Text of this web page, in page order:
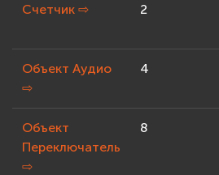
Счетчик ⇨ 2
Объект Аудио
⇨
4
Объект
Переключатель
⇨
8